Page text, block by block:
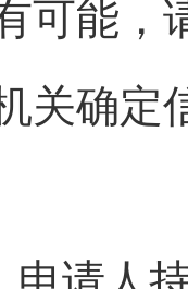
可能，
关确定